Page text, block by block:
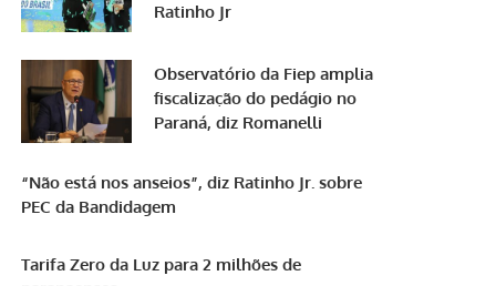
Ratinho Jr
Observatório da Fiep amplia
fiscalização do pedágio no
Paraná, diz Romanelli
“Não está nos anseios”, diz Ratinho Jr. sobre
PEC da Bandidagem
Tarifa Zero da Luz para 2 milhões de